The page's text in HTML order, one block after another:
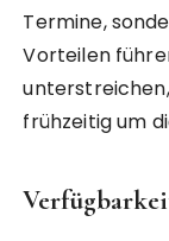
Termine,
Vorteilen
frühzeitig um